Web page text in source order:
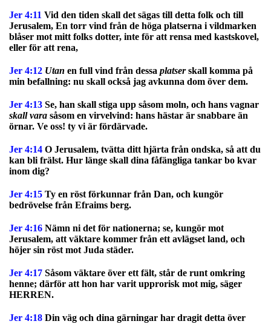
Jer 4:11 Vid den tiden skall det sägas till detta folk och till
Jerusalem, En torr vind från de höga platserna i vildmarken
blåser mot mitt folks dotter, inte för att rensa med kastskovel,
eller för att rena,
Jer 4:12 Utan en full vind från dessa platserskall komma på
min befallning: nu skall också jag avkunna dom över dem.
Jer 4:13 Se, han skall stiga upp såsom moln, och hans vagnar
skall vara såsom en virvelvind: hans hästar är snabbare än
örnar. Ve oss! ty vi är fördärvade.
Jer 4:14 O Jerusalem, tvätta ditt hjärta från ondska, så att du
kan bli frälst. Hur länge skall dina fåfängliga tankar bo kvar
inom dig?
Jer 4:15 Ty en röst förkunnar från Dan, och kungör
bedrövelse från Efraims berg.
Jer 4:16 Nämn ni det för nationerna; se, kungör mot
Jerusalem, att väktare kommer från ett avlägset land, och
höjer sin röst mot Juda städer.
Jer 4:17 Såsom väktare över ett fält, står de runt omkring
henne; därför att hon har varit upprorisk mot mig, säger
HERREN.
Jer 4:18 Din väg och dina gärningar har dragit detta över